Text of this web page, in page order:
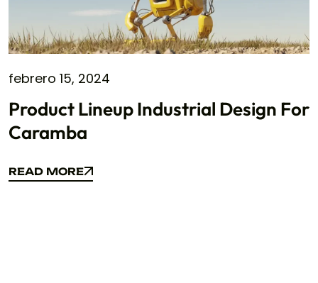
febrero 15, 2024
Product Lineup Industrial Design For
Caramba
READ MORE
READ MORE